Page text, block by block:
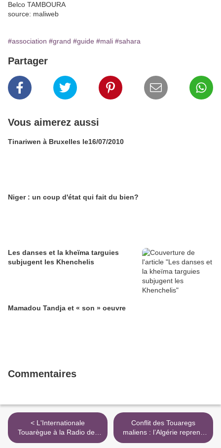
Belco TAMBOURA
source: maliweb
#association #grand #guide #mali #sahara
Partager
Vous aimerez aussi
Tinariwen à Bruxelles le16/07/2010
Niger : un coup d'état qui fait du bien?
Les danses et la kheïma targuies
subjugent les Khenchelis
Mamadou Tandja et « son » oeuvre
Commentaires
< L'Internationale
Touarègue à la Radio des
Nations Unies
Conflit des Touaregs
maliens : l’Algérie reprend
sa médiation >